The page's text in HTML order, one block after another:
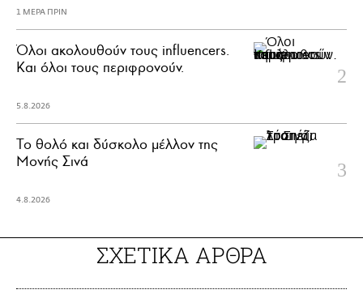
1 ΜΕΡΑ ΠΡΙΝ
Όλοι ακολουθούν τους influencers.
Και όλοι τους περιφρονούν.
5.8.2026
Το θολό και δύσκολο μέλλον της
Μονής Σινά
4.8.2026
ΣΧΕΤΙΚΑ ΑΡΘΡΑ